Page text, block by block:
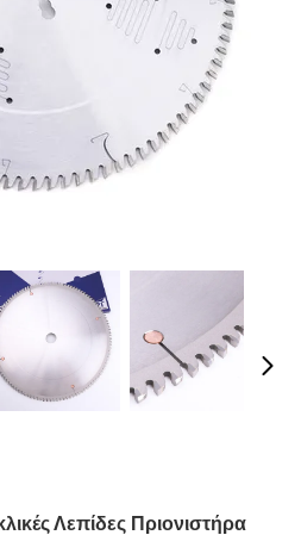
Λεπίδες Πριονιστήρα